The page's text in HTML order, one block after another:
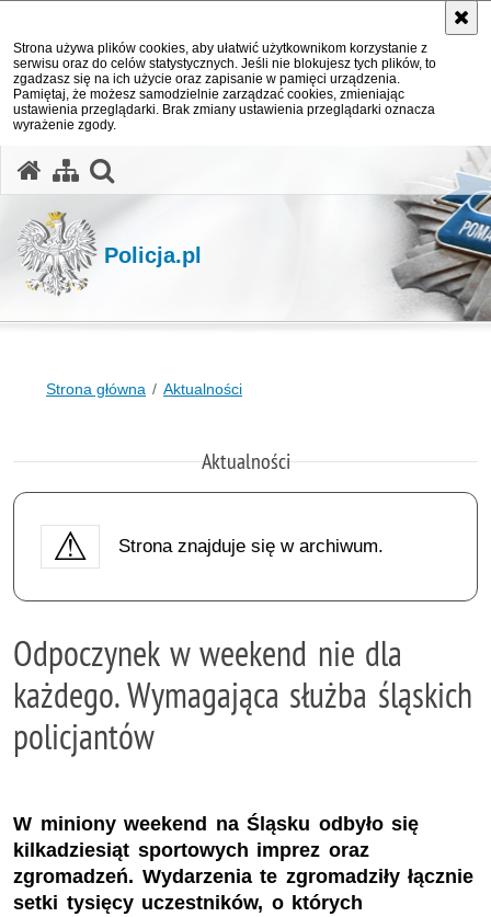
Strona używa plików cookies, aby ułatwić użytkownikom korzystanie z
serwisu oraz do celów statystycznych. Jeśli nie blokujesz tych plików, to
zgadzasz się na ich użycie oraz zapisanie w pamięci urządzenia.
Pamiętaj, że możesz samodzielnie zarządzać cookies, zmieniając
ustawienia przeglądarki. Brak zmiany ustawienia przeglądarki oznacza
wyrażenie zgody.
Policja.pl
Strona główna Aktualności
Aktualności
Strona znajduje się w archiwum.
Odpoczynek w weekend nie dla
każdego. Wymagająca służba śląskich
policjantów
W miniony weekend na Śląsku odbyło się
kilkadziesiąt sportowych imprez oraz
zgromadzeń. Wydarzenia te zgromadziły łącznie
setki tysięcy uczestników, o których